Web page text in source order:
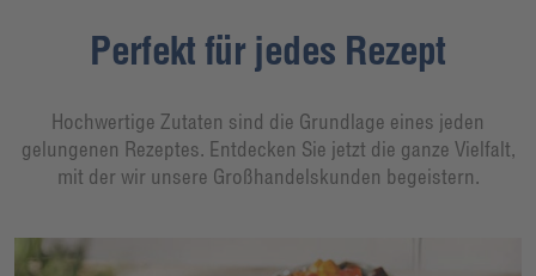
Perfekt für jedes Rezept
Hochwertige Zutaten sind die Grundlage eines jeden
gelungenen Rezeptes. Entdecken Sie jetzt die ganze Vielfalt,
mit der wir unsere Großhandelskunden begeistern.